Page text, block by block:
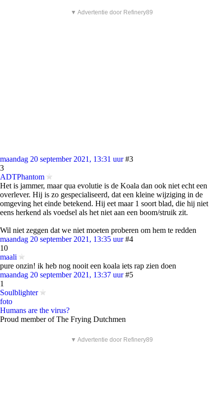
▼ Advertentie door Refinery89
maandag 20 september 2021, 13:31 uur #3
3
ADTPhantom
Het is jammer, maar qua evolutie is de Koala dan ook niet echt een
overlever. Hij is zo gespecialiseerd, dat een kleine wijziging in de
omgeving het einde betekend. Hij eet maar 1 soort blad, die hij niet
eens herkend als voedsel als het niet aan een boom/struik zit.
Wil niet zeggen dat we niet moeten proberen om hem te redden
maandag 20 september 2021, 13:35 uur #4
10
maali
pure onzin! ik heb nog nooit een koala iets rap zien doen
maandag 20 september 2021, 13:37 uur #5
1
Soulblighter
foto
Humans are the virus?
Proud member of The Frying Dutchmen
▼ Advertentie door Refinery89